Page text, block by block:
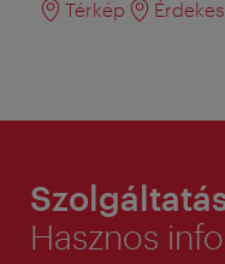
Térkép
Hasznos